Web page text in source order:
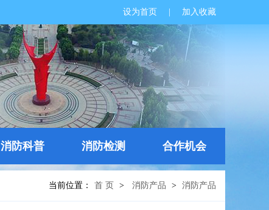
设为首页 加入收藏
消防科普 消防检测 合作机会
当前位置： 首 页 > 消防产品 > 消防产品